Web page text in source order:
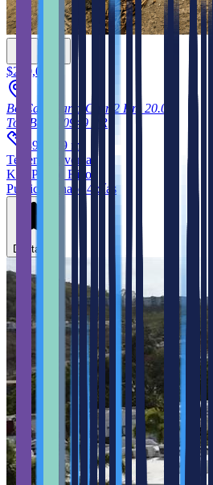
$230,000
Bo Candelaria Carr 2 Km 20.03
Toa Baja
00949PR
899.999 m
Terreno
en venta
KW Puerto Rico
Publicado hace 4 días
Destacar